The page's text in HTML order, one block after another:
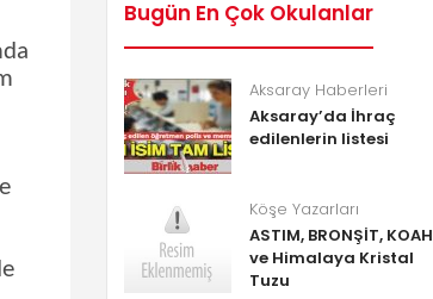
Bugün En Çok Okulanlar
Aksaray Haberleri
Aksaray’da İhraç
edilenlerin listesi
Köşe Yazarları
ASTIM, BRONŞİT, KOAH
ve Himalaya Kristal
Tuzu